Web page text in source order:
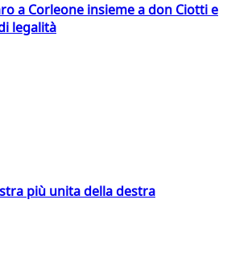
a Corleone insieme a don Ciotti e
legalità
più unita della destra